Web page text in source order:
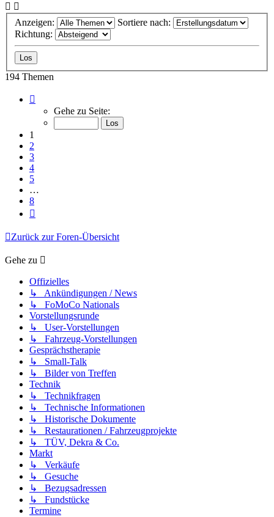
Anzeigen:
Sortiere nach:
Richtung:
194 Themen
von
Gehe zu Seite:
1
2
3
4
5
…
8
Zurück zur Foren-Übersicht
Gehe zu
Offizielles
↳ Ankündigungen / News
↳ FoMoCo Nationals
Vorstellungsrunde
↳ User-Vorstellungen
↳ Fahrzeug-Vorstellungen
Gesprächstherapie
↳ Small-Talk
↳ Bilder von Treffen
Technik
↳ Technikfragen
↳ Technische Informationen
↳ Historische Dokumente
↳ Restaurationen / Fahrzeugprojekte
↳ TÜV, Dekra & Co.
Markt
↳ Verkäufe
↳ Gesuche
↳ Bezugsadressen
↳ Fundstücke
Termine